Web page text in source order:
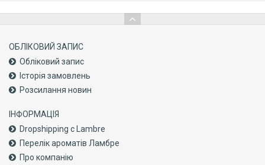
ОБЛІКОВИЙ ЗАПИС
Обліковий запис
Історія замовлень
Розсилання новин
ІНФОРМАЦІЯ
Dropshipping с Lambre
Перелік ароматів Ламбре
Про компанiю